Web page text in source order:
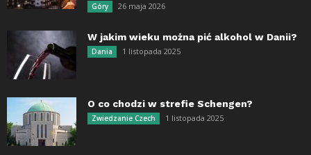
Góry 26 maja 2026
W jakim wieku można pić alkohol w Danii?
Dania 1 listopada 2025
O co chodzi w strefie Schengen?
Zwiedzanie Czech 1 listopada 2025